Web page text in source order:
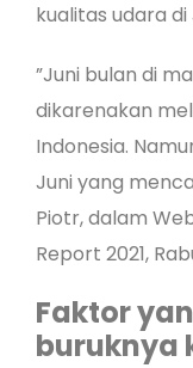
kualitas udara
”Juni bulan di
dikarenakan
Indonesia.
Juni yang
Piotr, dalam
Report 2021,
Faktor
buruknya